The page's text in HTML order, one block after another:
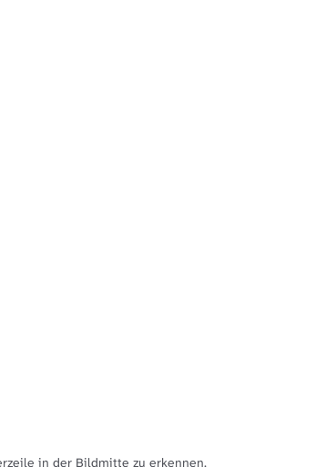
in der Bildmitte zu erkennen.